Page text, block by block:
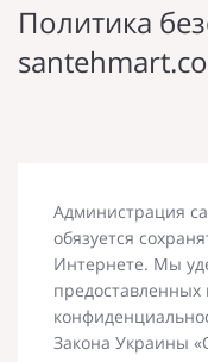
Политика
Администрация
обязуется
Интернете. Мы
Закона Украины